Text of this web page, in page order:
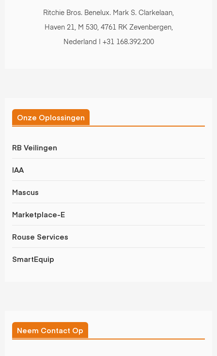
Ritchie Bros. Benelux. Mark S. Clarkelaan,
Haven 21, M 530, 4761 RK Zevenbergen,
Nederland | +31 168.392.200
Onze Oplossingen
RB Veilingen
IAA
Mascus
Marketplace-E
Rouse Services
SmartEquip
Neem Contact Op